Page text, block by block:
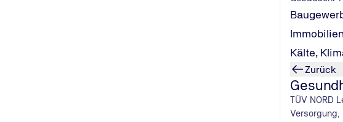
Immobilien
Kälte,
Zurück
TÜV NORD
Arbeitsgruppen mit der ständigen Sicherung, Optimierung und
Römisch